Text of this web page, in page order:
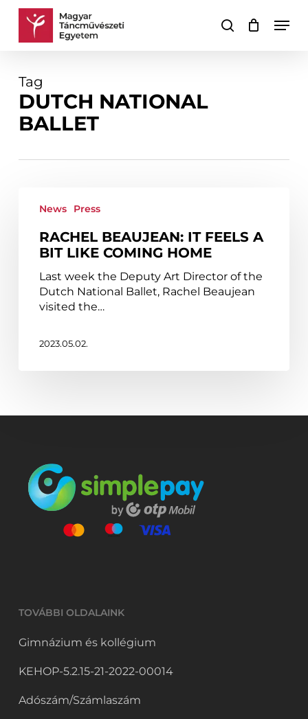
Skip
search
Cart Close
Tag
DUTCH NATIONAL
BALLET
Beaujean:
feels
coming
home
News Press
RACHEL BEAUJEAN: IT FEELS A
BIT LIKE COMING HOME
Last week the Deputy Art Director of the
Dutch National Ballet, Rachel Beaujean
visited the…
2023.05.02.
TOVÁBBI OLDALAINK
Gimnázium és kollégium
KEHOP-5.2.15-21-2022-00014
Adószám/Számlaszám